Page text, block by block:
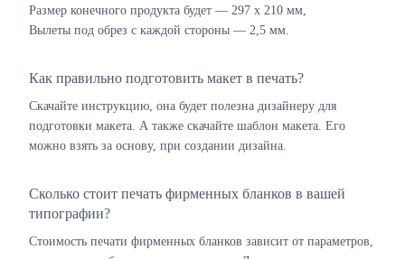
Размер конечного продукта будет — 297 х 210 мм,
Вылеты под обрез с каждой стороны — 2,5 мм.
Как правильно подготовить макет в печать?
Скачайте инструкцию, она будет полезна дизайнеру для
подготовки макета. А также скачайте шаблон макета. Его
можно взять за основу, при создании дизайна.
Сколько стоит печать фирменных бланков в вашей
типографии?
Стоимость печати фирменных бланков зависит от параметров,